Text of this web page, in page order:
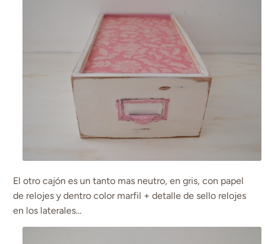
El otro cajón es un tanto mas neutro, en gris, con papel
de relojes y dentro color marfil + detalle de sello relojes
en los laterales…